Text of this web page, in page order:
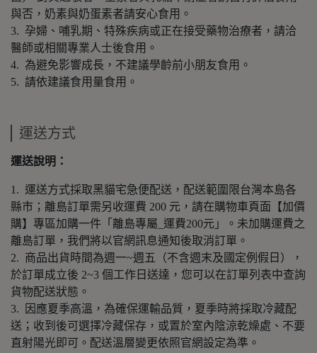
與否，奶素與奶蛋素者請安心食用。
3. 孕婦、哺乳期、特殊疾病或正在接受藥物治療者，請洽
醫師或相關專業人士後食用。
4. 為避免影響成長，不建議學齡前小朋友食用。
5. 請依建議食用量食用。
運送方式
運送說明 ：
1. 運送方式採取黑貓宅急便配送，配送範圍限台灣本島各
縣市；離島訂單需另收運費 200 元，請在購物車頁面【加價
購】專區加購一件「離島專屬_運費200元」。未加購運費之
離島訂單，我們將以官網訊息通知後取消訂單。
2. 商品出貨時間為週一~週五（不含週末及國定例假日），
於訂單成立後 2~3 個工作日送達，您可以在訂單列表中查詢
貨物配送狀態。
3. 因應夏季高溫，為確保運輸品質，夏季時將採取冷藏配
送；收到後可選擇冷藏保存，或置於室內陰涼乾燥處、不要
直射陽光即可。配送溫層變更依照官網設定為準。